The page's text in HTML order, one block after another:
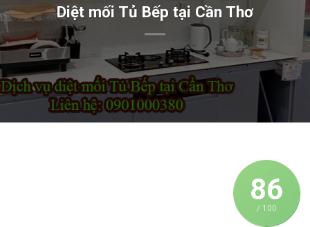
Diệt mối Tủ Bếp tại Cần Thơ
86
/ 100